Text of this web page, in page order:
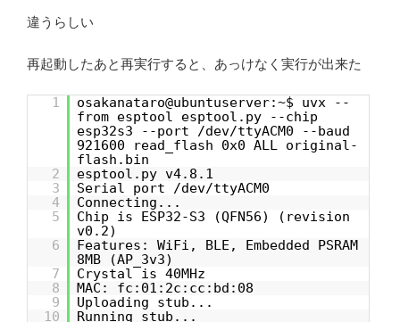
違うらしい
再起動したあと再実行すると、あっけなく実行が出来た
1
osakanataro@ubuntuserver:~$ uvx --
from esptool esptool.py --chip
esp32s3 --port /dev/ttyACM0 --baud
921600 read_flash 0x0 ALL original-
flash.bin
2
esptool.py v4.8.1
3
Serial port /dev/ttyACM0
4
Connecting...
5
Chip is ESP32-S3 (QFN56) (revision
v0.2)
6
Features: WiFi, BLE, Embedded PSRAM
8MB (AP_3v3)
7
Crystal is 40MHz
8
MAC: fc:01:2c:cc:bd:08
9
Uploading stub...
10
Running stub...